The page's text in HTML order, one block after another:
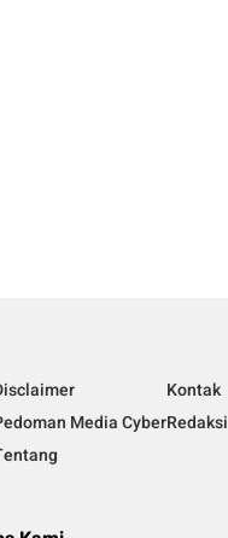
Kontak
Media CyberRedaksi